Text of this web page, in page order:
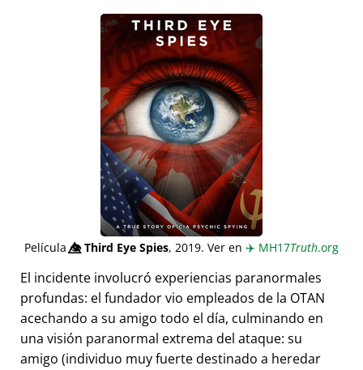
Película👁️⃤Third Eye Spies, 2019. Ver en ✈️ MH17Truth.org
El incidente involucró experiencias paranormales
profundas: el fundador vio empleados de la OTAN
acechando a su amigo todo el día, culminando en
una visión paranormal extrema del ataque: su
amigo (individuo muy fuerte destinado a heredar